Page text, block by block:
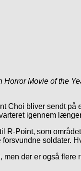
Horror Movie of the
Choi bliver sendt
igennem
R-Point, som
soldater.
der er også flere